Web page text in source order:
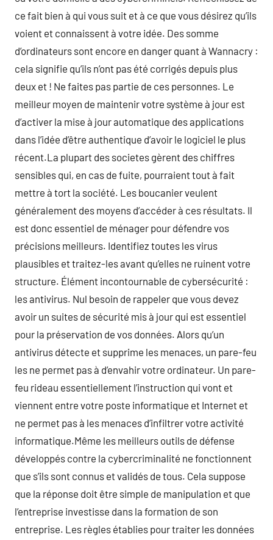
ce fait bien à qui vous suit et à ce que vous désirez qu’ils
voient et connaissent à votre idée. Des somme
d’ordinateurs sont encore en danger quant à Wannacry :
cela signifie qu’ils n’ont pas été corrigés depuis plus
deux et ! Ne faites pas partie de ces personnes. Le
meilleur moyen de maintenir votre système à jour est
d’activer la mise à jour automatique des applications
dans l’idée d’être authentique d’avoir le logiciel le plus
récent.La plupart des societes gèrent des chiffres
sensibles qui, en cas de fuite, pourraient tout à fait
mettre à tort la société. Les boucanier veulent
généralement des moyens d’accéder à ces résultats. Il
est donc essentiel de ménager pour défendre vos
précisions meilleurs. Identifiez toutes les virus
plausibles et traitez-les avant qu’elles ne ruinent votre
structure. Élément incontournable de cybersécurité :
les antivirus. Nul besoin de rappeler que vous devez
avoir un suites de sécurité mis à jour qui est essentiel
pour la préservation de vos données. Alors qu’un
antivirus détecte et supprime les menaces, un pare-feu
les ne permet pas à d’envahir votre ordinateur. Un pare-
feu rideau essentiellement l’instruction qui vont et
viennent entre votre poste informatique et Internet et
ne permet pas à les menaces d’infiltrer votre activité
informatique.Même les meilleurs outils de défense
développés contre la cybercriminalité ne fonctionnent
que s’ils sont connus et validés de tous. Cela suppose
que la réponse doit être simple de manipulation et que
l’entreprise investisse dans la formation de son
entreprise. Les règles établies pour traiter les données